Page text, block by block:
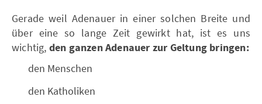
Gerade weil Adenauer in einer solchen Breite und
über eine so lange Zeit gewirkt hat, ist es uns
wichtig, den ganzen Adenauer zur Geltung bringen:
den Menschen
den Katholiken